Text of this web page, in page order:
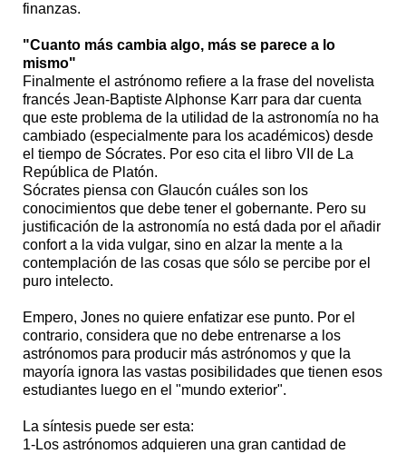
finanzas.
"Cuanto más cambia algo, más se parece a lo
mismo"
Finalmente el astrónomo refiere a la frase del novelista
francés Jean-Baptiste Alphonse Karr para dar cuenta
que este problema de la utilidad de la astronomía no ha
cambiado (especialmente para los académicos) desde
el tiempo de Sócrates. Por eso cita el libro VII de La
República de Platón.
Sócrates piensa con Glaucón cuáles son los
conocimientos que debe tener el gobernante. Pero su
justificación de la astronomía no está dada por el añadir
confort a la vida vulgar, sino en alzar la mente a la
contemplación de las cosas que sólo se percibe por el
puro intelecto.
Empero, Jones no quiere enfatizar ese punto. Por el
contrario, considera que no debe entrenarse a los
astrónomos para producir más astrónomos y que la
mayoría ignora las vastas posibilidades que tienen esos
estudiantes luego en el "mundo exterior".
La síntesis puede ser esta:
1-Los astrónomos adquieren una gran cantidad de